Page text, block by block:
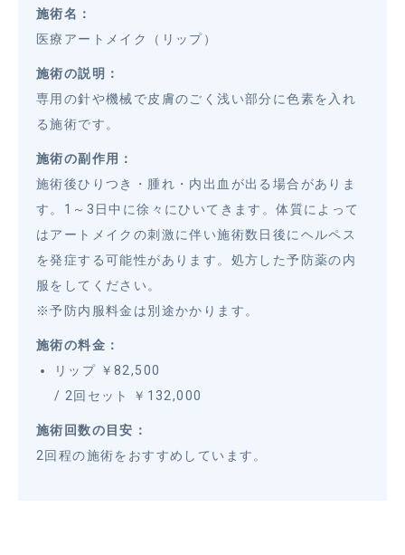
施術名：
医療アートメイク（リップ）
施術の説明：
専用の針や機械で皮膚のごく浅い部分に色素を入れ
る施術です。
施術の副作用：
施術後ひりつき・腫れ・内出血が出る場合がありま
す。1～3日中に徐々にひいてきます。体質によって
はアートメイクの刺激に伴い施術数日後にヘルペス
を発症する可能性があります。処方した予防薬の内
服をしてください。
※予防内服料金は別途かかります。
施術の料金：
リップ ￥82,500
/ 2回セット ￥132,000
施術回数の目安：
2回程の施術をおすすめしています。